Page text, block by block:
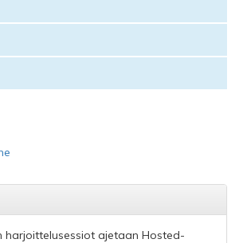
harjoittelusessiot ajetaan Hosted-